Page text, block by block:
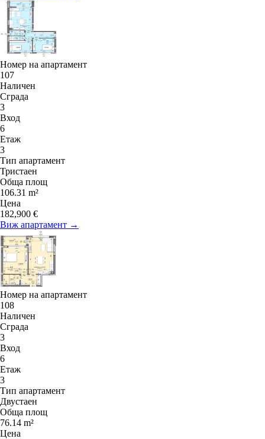
Номер на апартамент
107
Наличен
Сграда
3
Вход
6
Етаж
3
Тип апартамент
Тристаен
Обща площ
106.31 m²
Цена
182,900 €
Виж апартамент →
Номер на апартамент
108
Наличен
Сграда
3
Вход
6
Етаж
3
Тип апартамент
Двустаен
Обща площ
76.14 m²
Цена